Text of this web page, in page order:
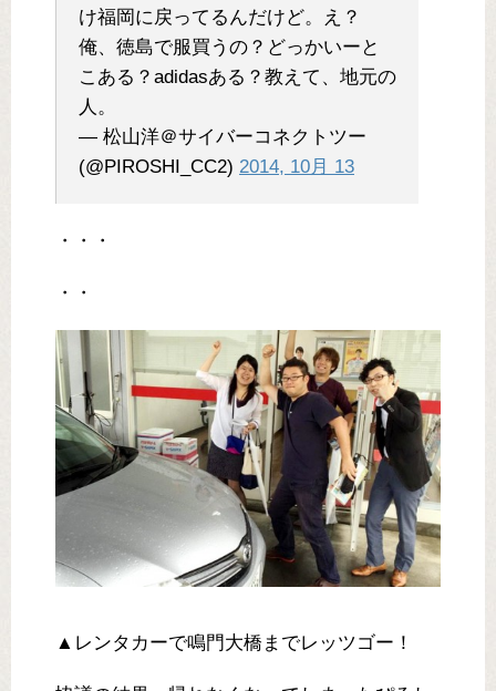
け福岡に戻ってるんだけど。え？
俺、徳島で服買うの？どっかいーと
こある？adidasある？教えて、地元の
人。
— 松山洋＠サイバーコネクトツー
(@PIROSHI_CC2) 2014, 10月 13
・・・
・・
▲レンタカーで鳴門大橋までレッツゴー！